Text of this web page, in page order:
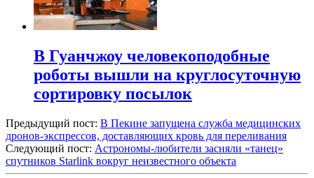
В Гуанчжоу человекоподобные
роботы вышли на круглосуточную
сортировку посылок
Предыдущий пост: В Пекине запущена служба медицинских
дронов-экспрессов, доставляющих кровь для переливания
Следующий пост: Астрономы-любители засняли «танец»
спутников Starlink вокруг неизвестного объекта